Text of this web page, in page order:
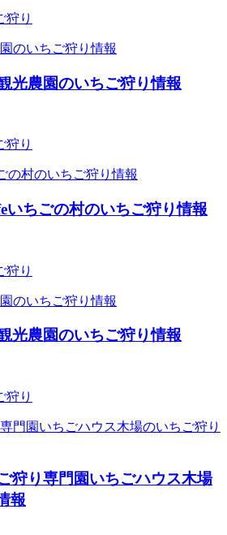
狩り
光農園のいちご狩り情報
狩り
いちごの村のいちご狩り情報
狩り
光農園のいちご狩り情報
狩り
狩り専門園いちごハウス木場
報